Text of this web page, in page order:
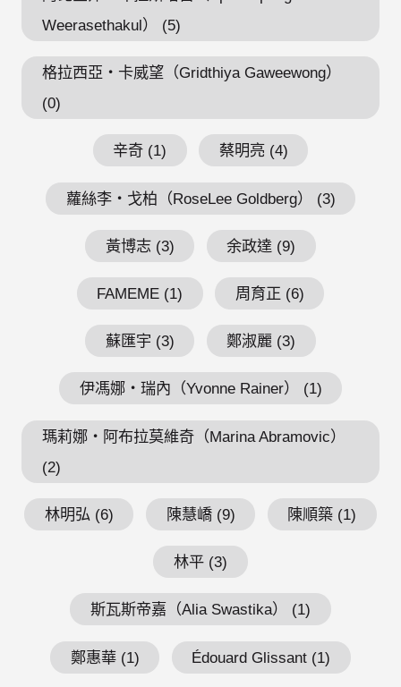
Weerasethakul） (5)
格拉西亞・卡威望（Gridthiya Gaweewong）
(0)
辛奇 (1) 蔡明亮 (4)
蘿絲李・戈柏（RoseLee Goldberg） (3)
黃博志 (3) 余政達 (9)
FAMEME (1) 周育正 (6)
蘇匯宇 (3) 鄭淑麗 (3)
伊馮娜・瑞內（Yvonne Rainer） (1)
瑪莉娜・阿布拉莫維奇（Marina Abramovic）
(2)
林明弘 (6) 陳慧嶠 (9) 陳順築 (1)
林平 (3)
斯瓦斯帝嘉（Alia Swastika） (1)
鄭惠華 (1) Édouard Glissant (1)